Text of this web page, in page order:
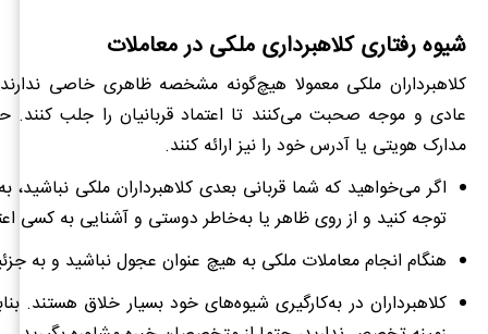
شیوه رفتاری کلاهبرداری ملکی در معاملات
کلاهبرداران ملکی معمولا هیچ‌گونه مشخصه ظاهری خاصی
عادی و موجه صحبت می‌کنند تا اعتماد قربانیان را جلب
مدارک هویتی یا آدرس خود را نیز ارائه کنند.
اگر می‌خواهید که شما قربانی بعدی کلاهبرداران ملکی نباشید،
توجه کنید و از روی ظاهر یا به‌خاطر دوستی و آشنایی به کسی
هنگام انجام معاملات ملکی به هیچ عنوان عجول نباشید و به
کلاهبرداران در به‌کارگیری شیوه‌های خود بسیار خلاق هستند.